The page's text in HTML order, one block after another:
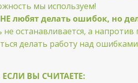
мы используем!
любят делать ошибок, но
не останавливается, а
делать работу над
ВЫ СЧИТАЕТЕ: